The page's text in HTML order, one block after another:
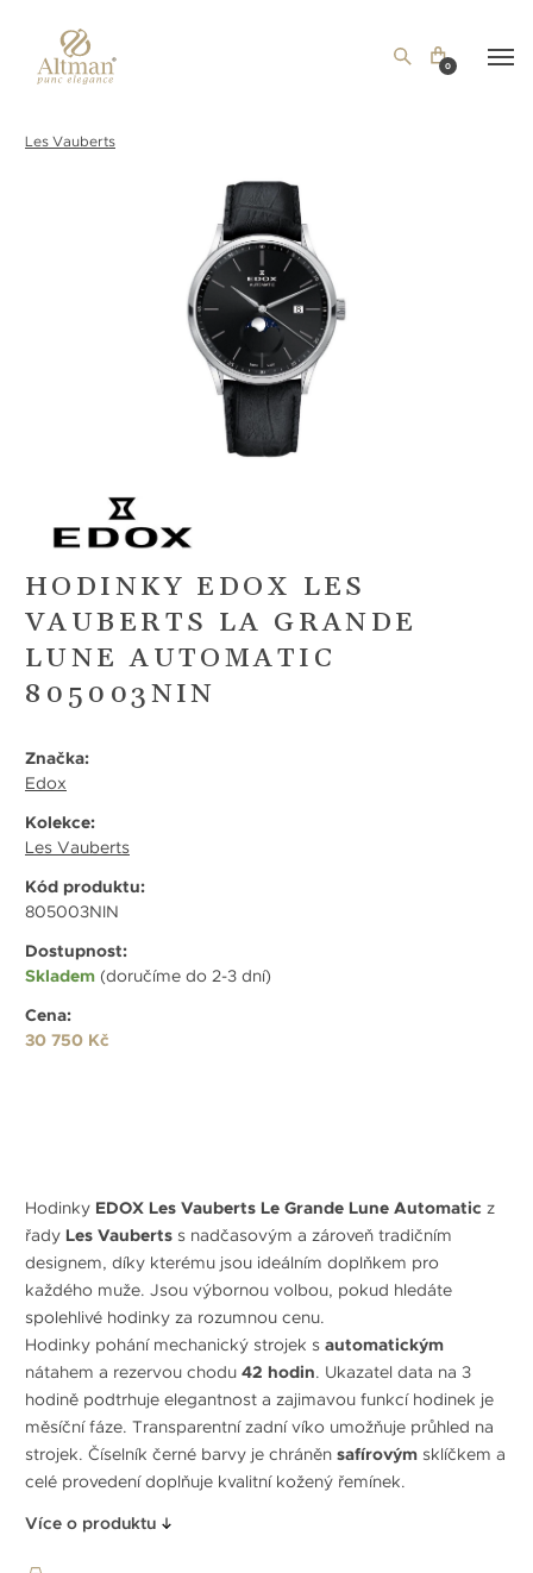
0
Les Vauberts
HODINKY EDOX LES
VAUBERTS LA GRANDE
LUNE AUTOMATIC
805003NIN
Značka:
Edox
Kolekce:
Les Vauberts
Kód produktu:
805003NIN
Dostupnost:
Skladem (doručíme do 2-3 dní)
Cena:
30 750 Kč
Hodinky EDOX Les Vauberts Le Grande Lune Automatic z
řady Les Vauberts s nadčasovým a zároveň tradičním
designem, díky kterému jsou ideálním doplňkem pro
každého muže. Jsou výbornou volbou, pokud hledáte
spolehlivé hodinky za rozumnou cenu.
Hodinky pohání mechanický strojek s automatickým
nátahem a rezervou chodu 42 hodin. Ukazatel data na 3
hodině podtrhuje elegantnost a zajimavou funkcí hodinek je
měsíční fáze. Transparentní zadní víko umožňuje průhled na
strojek. Číselník černé barvy je chráněn safírovým sklíčkem a
celé provedení doplňuje kvalitní kožený řemínek.
Více o produktu